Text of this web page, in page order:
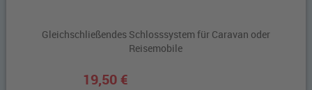
Gleichschließendes Schlosssystem für Caravan oder
Reisemobile
19,50 €